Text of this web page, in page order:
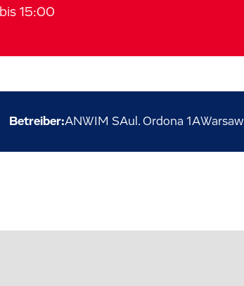
bis 15:00
Betreiber:ANWIM SAul. Ordona 1AWarsaw